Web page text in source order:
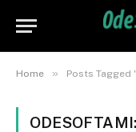
Home » Posts Tagged
ODESOFTAMI: